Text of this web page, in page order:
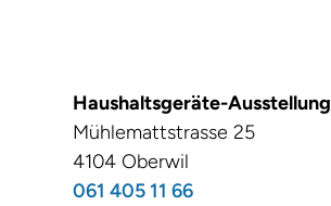
Haushaltsgeräte-Ausstellung
Mühlemattstrasse 25
4104 Oberwil
061 405 11 66